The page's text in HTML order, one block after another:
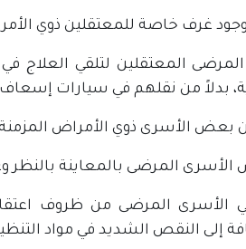
غرف خاصة للمعتقلين ذوي
المعتقلين لتلقي العلاج
بدلاً من نقلهم في سيارات
بعض الأسرى ذوي الأمراض
المرضى بالمعاينة
الأسرى المرضى من ظروف
إلى النقص الشديد في مواد